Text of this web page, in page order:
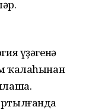
үҙәгенә
ҡалаһынан